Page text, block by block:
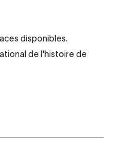
disponibles.
de l'histoire de